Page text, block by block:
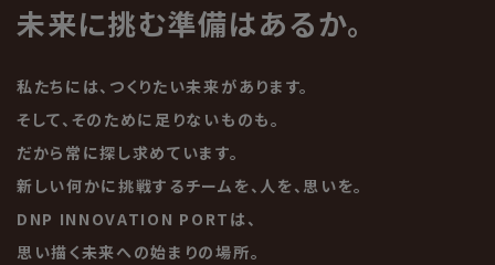
未来に挑む準備はあるか。
私たちには、つくりたい未来があります。
そして、そのために足りないものも。
だから常に探し求めています。
新しい何かに挑戦するチームを、人を、思いを。
DNP INNOVATION PORTは、
思い描く未来への始まりの場所。